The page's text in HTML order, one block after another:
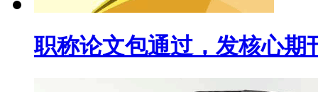
职称论文包通过，发核心期